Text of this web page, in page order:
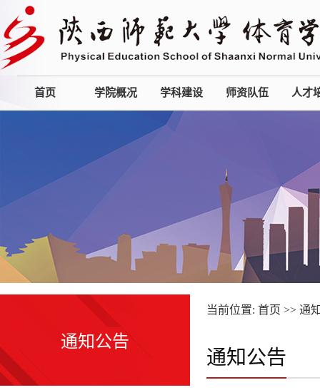
首页 学院概况 学科建设 师资队伍 人才
通知公告
当前位置: 首页 >> 通
通知公告